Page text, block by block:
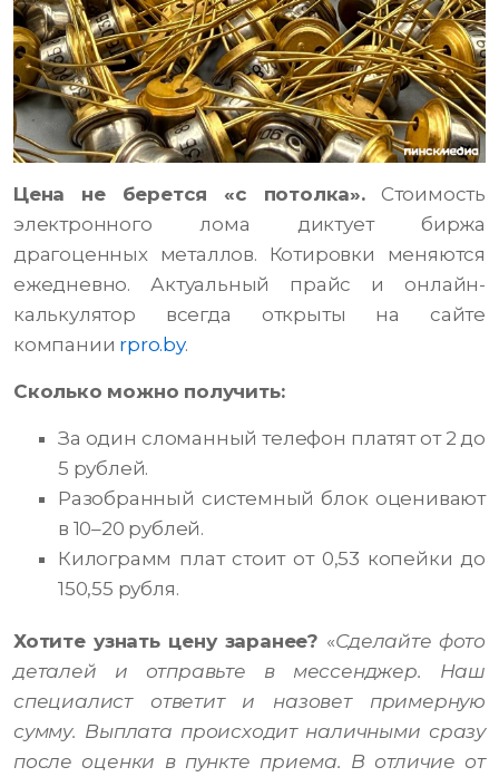
Цена не берется «с потолка».Стоимость
электронного лома диктует биржа
драгоценных металлов. Котировки меняются
ежедневно. Актуальный прайс и онлайн-
калькулятор всегда открыты на сайте
компании rpro.by.
Сколько можно получить:
За один сломанный телефон платят от 2 до
5 рублей.
Разобранный системный блок оценивают
в 10–20 рублей.
Килограмм плат стоит от 0,53 копейки до
150,55 рубля.
Хотите узнать цену заранее? «Сделайте фото
деталей и отправьте в мессенджер. Наш
специалист ответит и назовет примерную
сумму. Выплата происходит наличными сразу
после оценки в пункте приема. В отличие от